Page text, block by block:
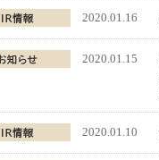
2020.01.16
2020.01.15
2020.01.10